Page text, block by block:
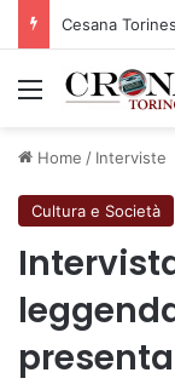
Menu
Home / Interviste
Cultura e Società